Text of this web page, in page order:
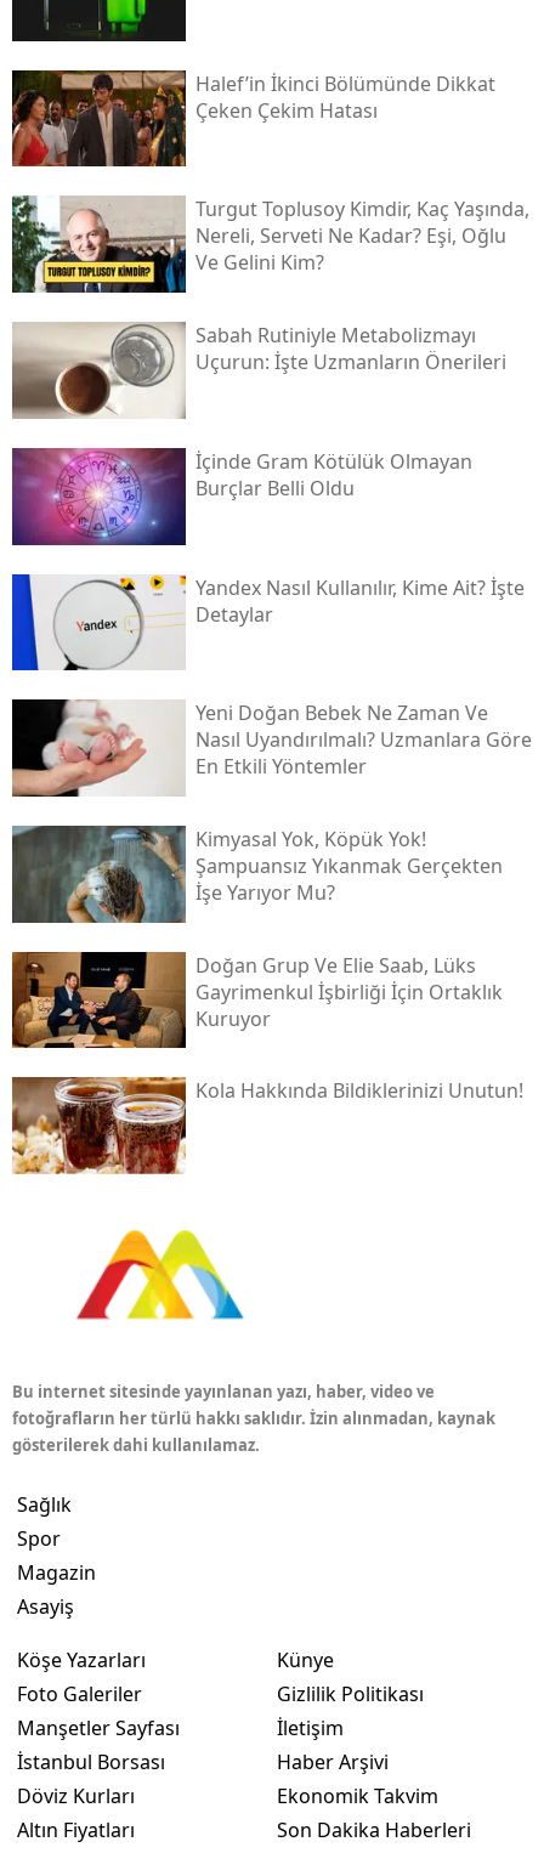
Halef’in İkinci Bölümünde Dikkat
Çeken Çekim Hatası
Turgut Toplusoy Kimdir, Kaç Yaşında,
Nereli, Serveti Ne Kadar? Eşi, Oğlu
Ve Gelini Kim?
Sabah Rutiniyle Metabolizmayı
Uçurun: İşte Uzmanların Önerileri
İçinde Gram Kötülük Olmayan
Burçlar Belli Oldu
Yandex Nasıl Kullanılır, Kime Ait? İşte
Detaylar
Yeni Doğan Bebek Ne Zaman Ve
Nasıl Uyandırılmalı? Uzmanlara Göre
En Etkili Yöntemler
Kimyasal Yok, Köpük Yok!
Şampuansız Yıkanmak Gerçekten
İşe Yarıyor Mu?
Doğan Grup Ve Elie Saab, Lüks
Gayrimenkul İşbirliği İçin Ortaklık
Kuruyor
Kola Hakkında Bildiklerinizi Unutun!
Bu internet sitesinde yayınlanan yazı, haber, video ve
fotoğrafların her türlü hakkı saklıdır. İzin alınmadan, kaynak
gösterilerek dahi kullanılamaz.
Sağlık
Spor
Magazin
Asayiş
Köşe Yazarları
Foto Galeriler
Manşetler Sayfası
İstanbul Borsası
Döviz Kurları
Altın Fiyatları
Künye
Gizlilik Politikası
İletişim
Haber Arşivi
Ekonomik Takvim
Son Dakika Haberleri